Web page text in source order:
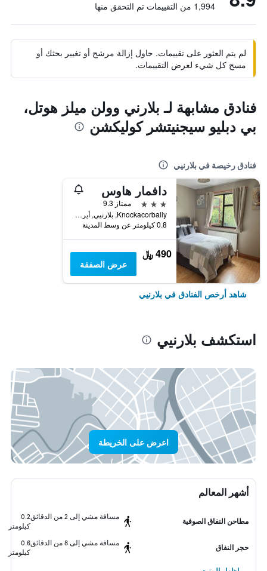
1,994 من التقييمات تم التحقق منها
لم يتم العثور على تقييمات. حاول إزالة مرشح أو تغيير بحثك أو
مسح كل شيء لعرض التقييمات.
فنادق مشابهة لـ بلارني وولن ميلز هوتل،
بي دبليو سيجنيتشر كوليكشن
فنادق رخيصة في بلارنيي
دافمار هاوس
3 نجوم
ممتاز 9.3
Knockacorbally, بلارنيي, أيرلندا
0.8 كيلومتر عن وسط المدينة
490 ﷼
عرض الصفقة
شاهد أرخص الفنادق في بلارنيي
استكشف بلارنيي
اعرض على الخريطة
أشهر المعالم
مطاحن النفاق الصوفية
مسافة مشي إلى 2 من الدقائق
0.2
كيلومتر
حجر النفاق
مسافة مشي إلى 8 من الدقائق
0.6
كيلومتر